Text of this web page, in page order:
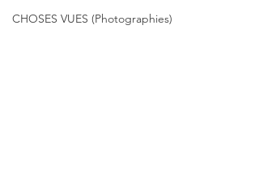
CHOSES VUES (Photographies)